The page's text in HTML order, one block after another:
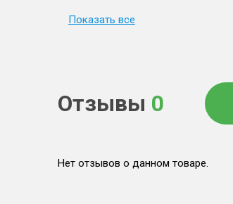
Показать все
Отзывы 0
Нет отзывов о данном товаре.